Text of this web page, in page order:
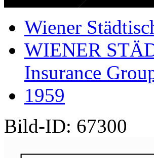
Wiener
WIENER
Insurance
1959
Bild-ID: 67300